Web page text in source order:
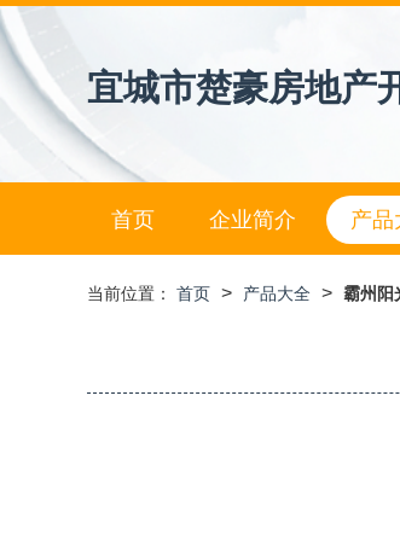
宜城市楚豪房地产
首页 企业简介 产品
当前位置： 首页 > 产品大全 > 霸州阳